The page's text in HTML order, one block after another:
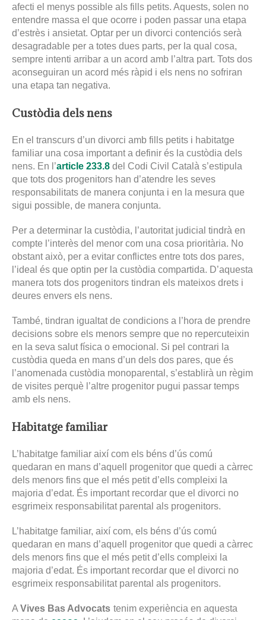
afecti el menys possible als fills petits. Aquests, solen no
entendre massa el que ocorre i poden passar una etapa
d’estrès i ansietat. Optar per un divorci contenciós serà
desagradable per a totes dues parts, per la qual cosa,
sempre intenti arribar a un acord amb l’altra part. Tots dos
aconseguiran un acord més ràpid i els nens no sofriran
una etapa tan negativa.
Custòdia dels nens
En el transcurs d’un divorci amb fills petits i habitatge
familiar una cosa important a definir és la custòdia dels
nens. En l’article 233.8 del Codi Civil Català s’estipula
que tots dos progenitors han d’atendre les seves
responsabilitats de manera conjunta i en la mesura que
sigui possible, de manera conjunta.
Per a determinar la custòdia, l’autoritat judicial tindrà en
compte l’interès del menor com una cosa prioritària. No
obstant això, per a evitar conflictes entre tots dos pares,
l’ideal és que optin per la custòdia compartida. D’aquesta
manera tots dos progenitors tindran els mateixos drets i
deures envers els nens.
També, tindran igualtat de condicions a l’hora de prendre
decisions sobre els menors sempre que no repercuteixin
en la seva salut física o emocional. Si pel contrari la
custòdia queda en mans d’un dels dos pares, que és
l’anomenada custòdia monoparental, s’establirà un règim
de visites perquè l’altre progenitor pugui passar temps
amb els nens.
Habitatge familiar
L’habitatge familiar així com els béns d’ús comú
quedaran en mans d’aquell progenitor que quedi a càrrec
dels menors fins que el més petit d’ells compleixi la
majoria d’edat. És important recordar que el divorci no
esgrimeix responsabilitat parental als progenitors.
L’habitatge familiar, així com, els béns d’ús comú
quedaran en mans d’aquell progenitor que quedi a càrrec
dels menors fins que el més petit d’ells compleixi la
majoria d’edat. És important recordar que el divorci no
esgrimeix responsabilitat parental als progenitors.
A Vives Bas Advocats tenim experiència en aquesta